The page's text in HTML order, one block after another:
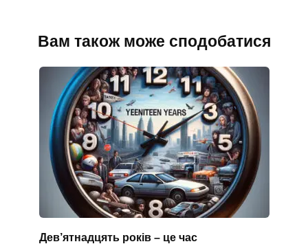
Вам також може сподобатися
Дев’ятнадцять років – це час